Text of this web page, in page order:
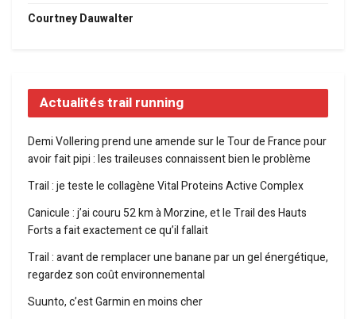
Courtney Dauwalter
Actualités trail running
Demi Vollering prend une amende sur le Tour de France pour
avoir fait pipi : les traileuses connaissent bien le problème
Trail : je teste le collagène Vital Proteins Active Complex
Canicule : j’ai couru 52 km à Morzine, et le Trail des Hauts
Forts a fait exactement ce qu’il fallait
Trail : avant de remplacer une banane par un gel énergétique,
regardez son coût environnemental
Suunto, c’est Garmin en moins cher